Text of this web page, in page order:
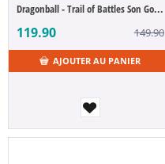
Dragonball - Trail of Battles Son Goku (Figuart Zéro)
119.90 149.90
AJOUTER AU PANIER